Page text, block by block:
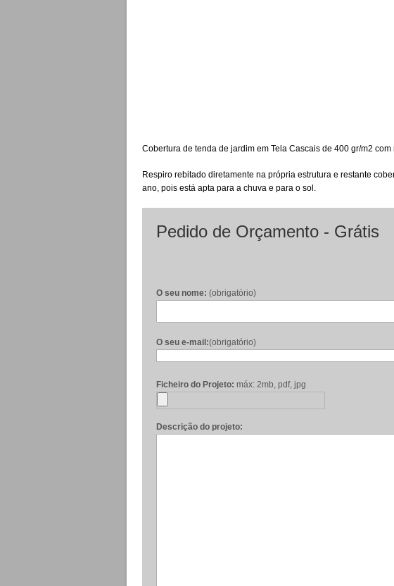
Cobertura de tenda de jardim em Tela Cascais de 400 gr/m2
Respiro rebitado diretamente na própria estrutura e restante
ano, pois está apta para a chuva e para o sol.
Pedido de Orçamento - Grátis
O seu nome: (obrigatório)
O seu e-mail:(obrigatório)
Ficheiro do Projeto: máx: 2mb, pdf, jpg
Descrição do projeto: